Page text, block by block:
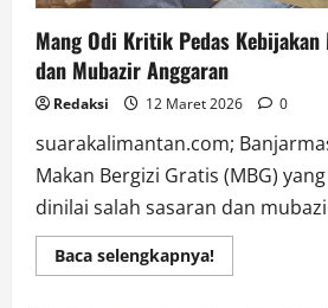
Mang Odi Kritik Pedas Kebijakan
dan Mubazir Anggaran
Redaksi 12 Maret 2026 0
suarakalimantan.com;
Makan Bergizi Gratis (MBG)
dinilai salah sasaran dan
Baca selengkapnya!Read
more